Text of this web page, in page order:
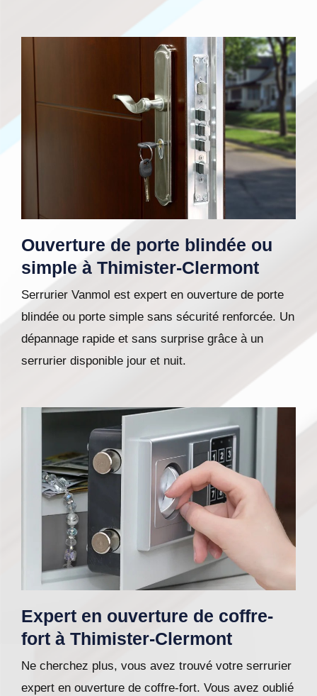
Ouverture de porte blindée ou
simple à Thimister-Clermont
Serrurier Vanmol est expert en ouverture de porte
blindée ou porte simple sans sécurité renforcée. Un
dépannage rapide et sans surprise grâce à un
serrurier disponible jour et nuit.
Expert en ouverture de coffre-
fort à Thimister-Clermont
Ne cherchez plus, vous avez trouvé votre serrurier
expert en ouverture de coffre-fort. Vous avez oublié